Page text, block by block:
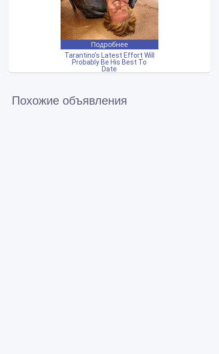
Похожие объявления